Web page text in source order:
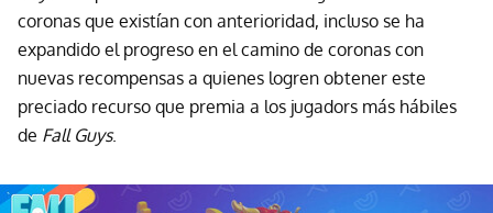
coronas que existían con anterioridad, incluso se ha
expandido el progreso en el camino de coronas con
nuevas recompensas a quienes logren obtener este
preciado recurso que premia a los jugadors más hábiles
de Fall Guys.